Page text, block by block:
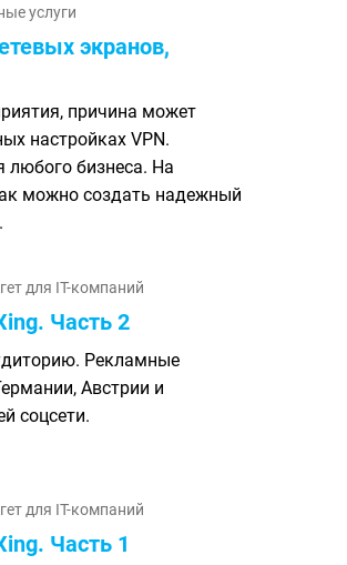
услуги
экранов,
причина может
настройках VPN.
любого бизнеса. На
можно создать надежный
для IT-компаний
Часть 2
Рекламные
Австрии и
соцсети.
для IT-компаний
Часть 1